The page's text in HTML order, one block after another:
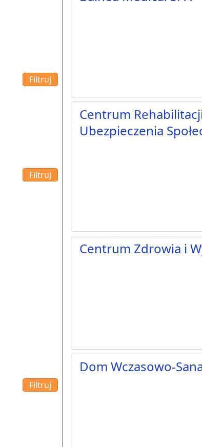
Centrum
Ubezpieczenia
Centrum Zdrowia i
Dom Wczasowo-